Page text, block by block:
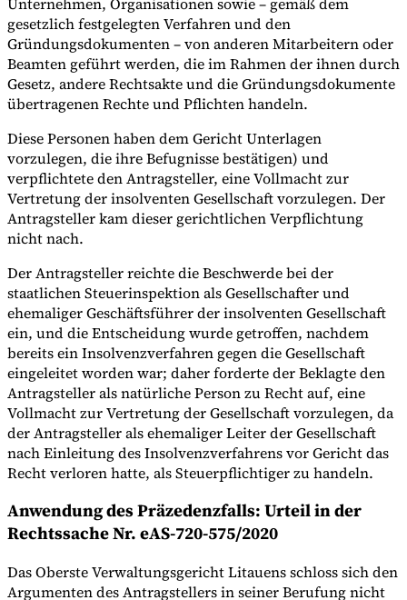
gesetzlich festgelegten Verfahren und den
Gründungsdokumenten – von anderen Mitarbeitern oder
Beamten geführt werden, die im Rahmen der ihnen durch
Gesetz, andere Rechtsakte und die Gründungsdokumente
übertragenen Rechte und Pflichten handeln.
Diese Personen haben dem Gericht Unterlagen
vorzulegen, die ihre Befugnisse bestätigen) und
verpflichtete den Antragsteller, eine Vollmacht zur
Vertretung der insolventen Gesellschaft vorzulegen. Der
Antragsteller kam dieser gerichtlichen Verpflichtung
nicht nach.
Der Antragsteller reichte die Beschwerde bei der
staatlichen Steuerinspektion als Gesellschafter und
ehemaliger Geschäftsführer der insolventen Gesellschaft
ein, und die Entscheidung wurde getroffen, nachdem
bereits ein Insolvenzverfahren gegen die Gesellschaft
eingeleitet worden war; daher forderte der Beklagte den
Antragsteller als natürliche Person zu Recht auf, eine
Vollmacht zur Vertretung der Gesellschaft vorzulegen, da
der Antragsteller als ehemaliger Leiter der Gesellschaft
nach Einleitung des Insolvenzverfahrens vor Gericht das
Recht verloren hatte, als Steuerpflichtiger zu handeln.
Anwendung des Präzedenzfalls: Urteil in der
Rechtssache Nr. eAS-720-575/2020
Das Oberste Verwaltungsgericht Litauens schloss sich den
Argumenten des Antragstellers in seiner Berufung nicht